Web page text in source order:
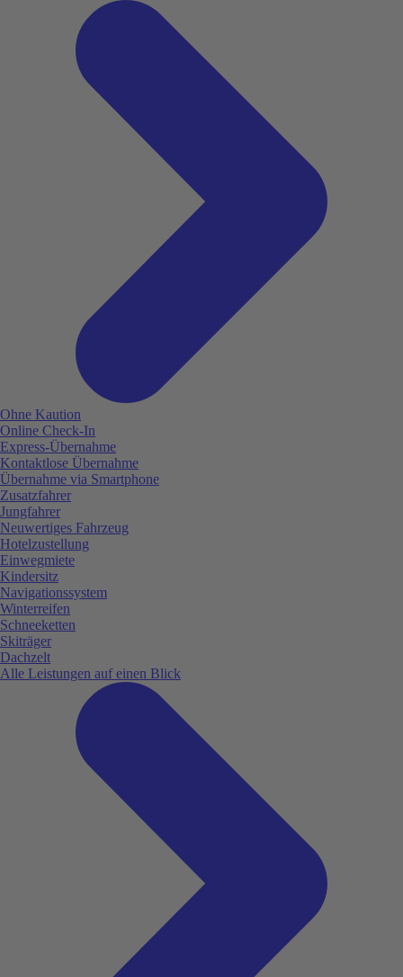
Ohne Kaution
Online Check-In
Express-Übernahme
Kontaktlose Übernahme
Übernahme via Smartphone
Zusatzfahrer
Jungfahrer
Neuwertiges Fahrzeug
Hotelzustellung
Einwegmiete
Kindersitz
Navigationssystem
Winterreifen
Schneeketten
Skiträger
Dachzelt
Alle Leistungen auf einen Blick